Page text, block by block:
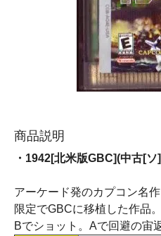
商品説明
・1942[北米版GBC](中古[ソ
アーケード発のカプコン名
限定でGBCに移植した作品。
Bでショット。Aで回避の宙